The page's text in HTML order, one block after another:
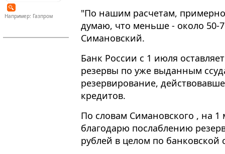
Например: Газпром
"По нашим расчетам,
думаю, что меньше - около 50-
Симановский.
Банк России с 1 июля
резервы по уже выданным
резервирование,
кредитов.
По словам Симановского , на
благодарю послаблению
рублей в целом по банковской